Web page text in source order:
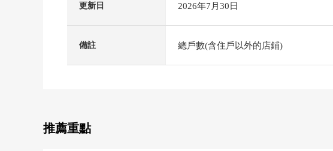
更新日 2026年7月30日
備註 總戶數(含住戶以外的店鋪)
推薦重點